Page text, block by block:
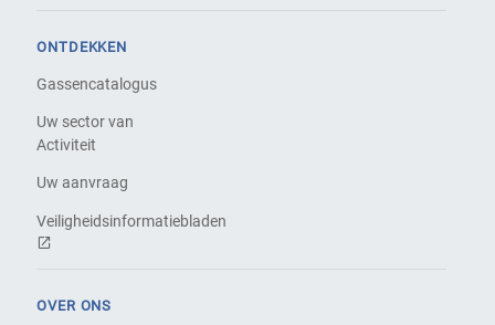
ONTDEKKEN
Gassencatalogus
Uw sector van
Activiteit
Uw aanvraag
Veiligheidsinformatiebladen
OVER ONS